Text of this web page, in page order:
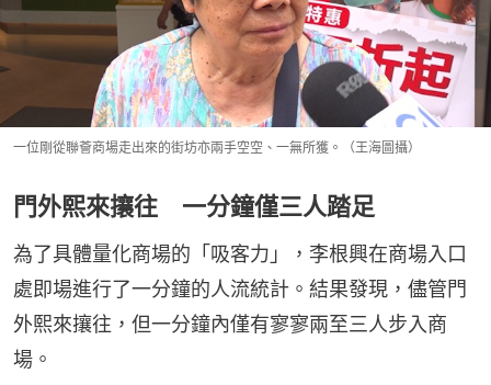
一位剛從聯薈商場走出來的街坊亦兩手空空、一無所獲。（王海圖攝）
門外熙來攘往 一分鐘僅三人踏足
為了具體量化商場的「吸客力」，李根興在商場入口
處即場進行了一分鐘的人流統計。結果發現，儘管門
外熙來攘往，但一分鐘內僅有寥寥兩至三人步入商
場。